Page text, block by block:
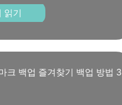
읽기
크 백업 즐겨찾기 백업 방법 3